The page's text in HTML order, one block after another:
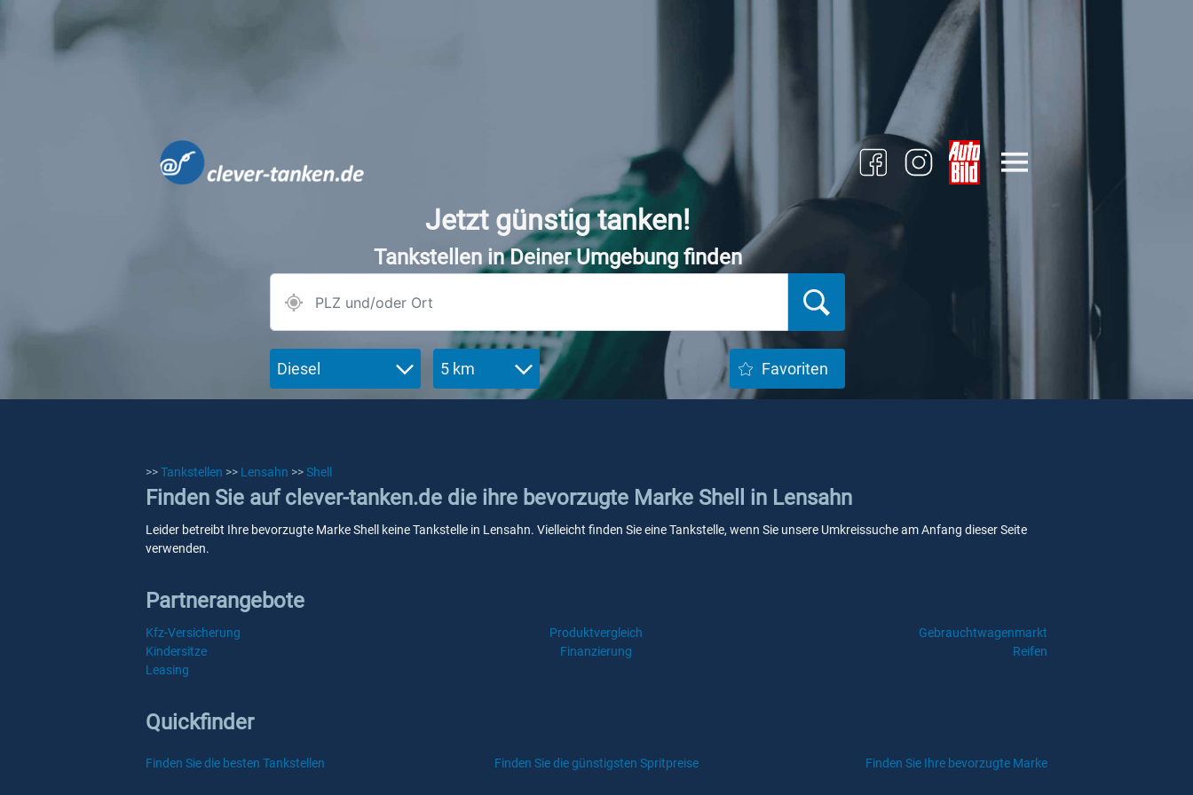
Jetzt günstig tanken!
Tankstellen in Deiner Umgebung finden
Diesel 5 km Favoriten
>>Tankstellen >> Lensahn >>Shell
Finden Sie auf clever-tanken.de die ihre bevorzugte Marke Shell in Lensahn
Leider betreibt Ihre bevorzugte Marke Shell keine Tankstelle in Lensahn. Vielleicht finden Sie eine Tankstelle, wenn Sie unsere Umkreissuche am Anfang dieser Seite
verwenden.
Partnerangebote
Kfz-Versicherung Produktvergleich
Gebrauchtwagenmarkt
Kindersitze
Finanzierung
Reifen
Leasing
Quickfinder
Finden Sie die besten Tankstellen Finden Sie die günstigsten Spritpreise Finden Sie Ihre bevorzugte Marke